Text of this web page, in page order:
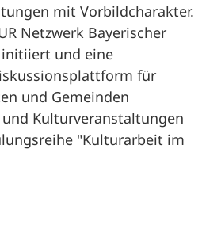
mit Vorbildcharakter.
Netzwerk Bayerischer
initiiert und eine
für
und Gemeinden
Kulturveranstaltungen
"Kulturarbeit im